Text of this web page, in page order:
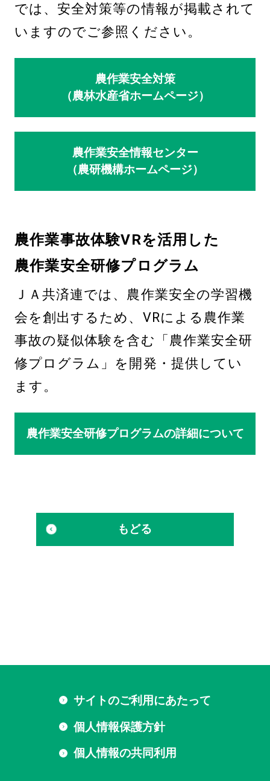
では、安全対策等の情報が掲載されて
いますのでご参照ください。
農作業安全対策
（農林水産省ホームページ）
農作業安全情報センター
（農研機構ホームページ）
農作業事故体験VRを活用した
農作業安全研修プログラム
ＪＡ共済連では、農作業安全の学習機
会を創出するため、VRによる農作業
事故の疑似体験を含む「農作業安全研
修プログラム」を開発・提供してい
ます。
農作業安全研修プログラムの詳細について
もどる
サイトのご利用にあたって
個人情報保護方針
個人情報の共同利用